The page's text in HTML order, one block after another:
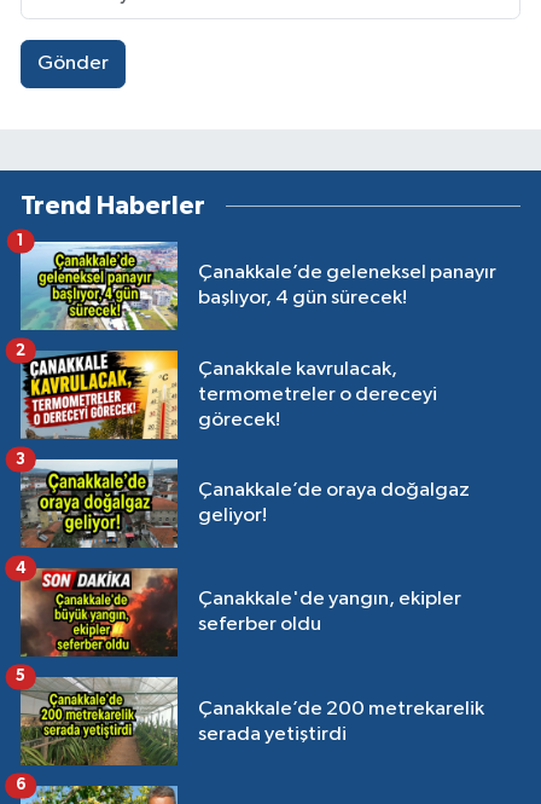
Gönder
Trend Haberler
Çanakkale’de geleneksel panayır
başlıyor, 4 gün sürecek!
1
Çanakkale kavrulacak,
termometreler o dereceyi
görecek!
2
Çanakkale’de oraya doğalgaz
geliyor!
3
Çanakkale'de yangın, ekipler
seferber oldu
4
Çanakkale’de 200 metrekarelik
serada yetiştirdi
5
6